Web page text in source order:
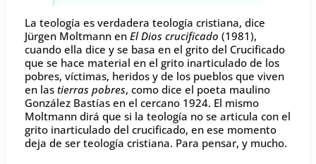
La teología es verdadera teología cristiana, dice
Jürgen Moltmann en El Dios crucificado (1981),
cuando ella dice y se basa en el grito del Crucificado
que se hace material en el grito inarticulado de los
pobres, víctimas, heridos y de los pueblos que viven
en las tierras pobres, como dice el poeta maulino
González Bastías en el cercano 1924. El mismo
Moltmann dirá que si la teología no se articula con el
grito inarticulado del crucificado, en ese momento
deja de ser teología cristiana. Para pensar, y mucho.